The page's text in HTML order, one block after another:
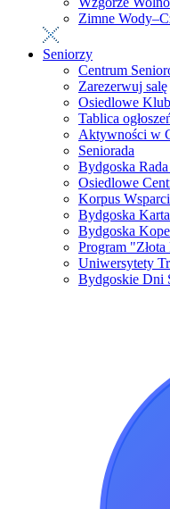
Zimne
Seniorzy
Centrum
Zarezerwuj salę
Osiedlowe
Tablica
Aktywności w
Seniorada
Bydgoska
Osiedlowe
Korpus
Bydgoska
Bydgoska
Program
Uniwersytety
Bydgoskie Dni